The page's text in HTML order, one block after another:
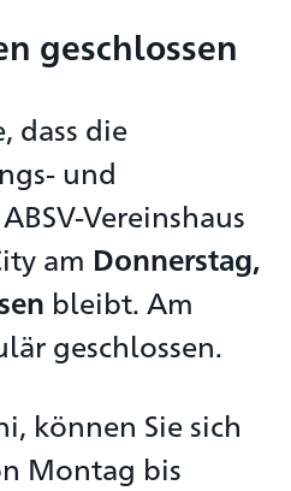
geschlossen
dass die
und
Vereinshaus
am Donnerstag,
bleibt. Am
geschlossen.
können Sie sich
Montag bis